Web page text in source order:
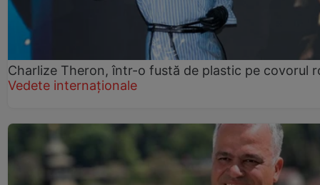
Charlize Theron, într-o fustă de plastic pe covorul
Vedete internaționale